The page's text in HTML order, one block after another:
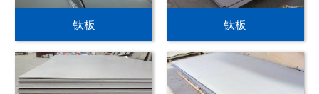
钛板 钛板